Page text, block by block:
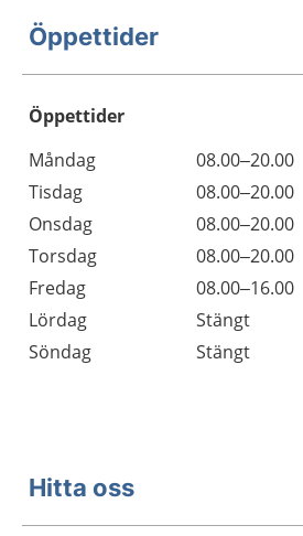
Öppettider
Öppettider
Dag
Öppettider
Kommentarer
Måndag
08.00–20.00
Tisdag
08.00–20.00
Onsdag
08.00–20.00
Torsdag
08.00–20.00
Fredag
08.00–16.00
Lördag
Stängt
Söndag
Stängt
Hitta oss